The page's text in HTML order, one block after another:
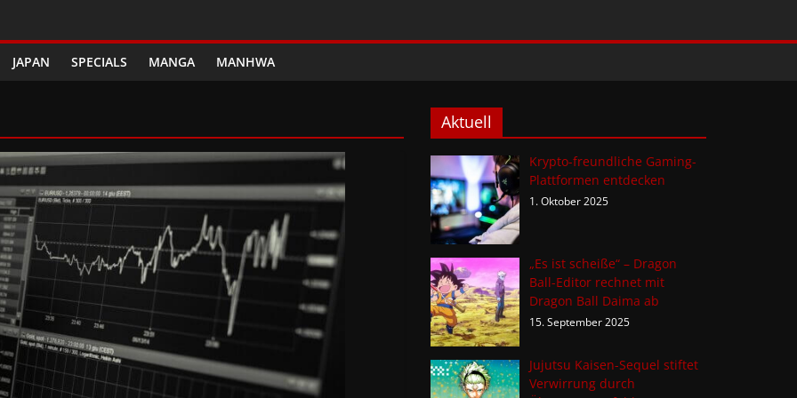
JAPAN SPECIALS MANGA MANHWA
Aktuell
Krypto-freundliche Gaming-
Plattformen entdecken
1. Oktober 2025
„Es ist scheiße“ – Dragon
Ball-Editor rechnet mit
Dragon Ball Daima ab
15. September 2025
Jujutsu Kaisen-Sequel stiftet
Verwirrung durch